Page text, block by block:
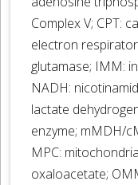
Complex V; CPT:
electron
glutamase; IMM:
NADH:
lactate
enzyme; mMDH/
MPC:
oxaloacetate;